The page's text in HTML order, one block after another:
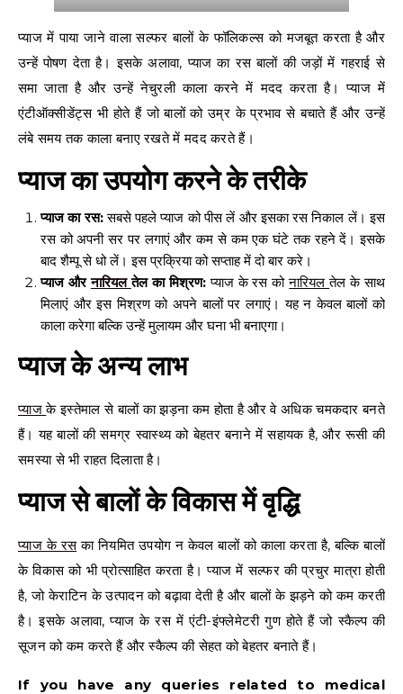
प्याज में पाया जाने वाला सल्फर बालों के फॉलिकल्स को मजबूत करता है और
उन्हें पोषण देता है। इसके अलावा, प्याज का रस बालों की जड़ों में गहराई से
समा जाता है और उन्हें नेचुरली काला करने में मदद करता है। प्याज में
एंटीऑक्सीडेंट्स भी होते हैं जो बालों को उम्र के प्रभाव से बचाते हैं और उन्हें
लंबे समय तक काला बनाए रखते में मदद करते हैं।
प्याज का उपयोग करने के तरीके
प्याज का रस:सबसे पहले प्याज को पीस लें और इसका रस निकाल लें। इस
रस को अपनी सर पर लगाएं और कम से कम एक घंटे तक रहने दें। इसके
बाद शैम्पू से धो लें। इस प्रक्रिया को सप्ताह में दो बार करे।
प्याज औरनारियलतेल का मिश्रण:प्याज के रस कोनारियलतेल के साथ
मिलाएं और इस मिश्रण को अपने बालों पर लगाएं। यह न केवल बालों को
काला करेगा बल्कि उन्हें मुलायम और घना भी बनाएगा।
प्याज के अन्य लाभ
प्याजके इस्तेमाल से बालों का झड़ना कम होता है और वे अधिक चमकदार बनते
हैं। यह बालों की समग्र स्वास्थ्य को बेहतर बनाने में सहायक है, और रूसी की
समस्या से भी राहत दिलाता है।
प्याज से बालों के विकास में वृद्धि
प्याज के रसका नियमित उपयोग न केवल बालों को काला करता है, बल्कि बालों
के विकास को भी प्रोत्साहित करता है। प्याज में सल्फर की प्रचुर मात्रा होती
है, जो केराटिन के उत्पादन को बढ़ावा देती है और बालों के झड़ने को कम करती
है। इसके अलावा, प्याज के रस में एंटी-इंफ्लेमेटरी गुण होते हैं जो स्कैल्प की
सूजन को कम करते हैं और स्कैल्प की सेहत को बेहतर बनाते हैं।
If you have any queries related to medical